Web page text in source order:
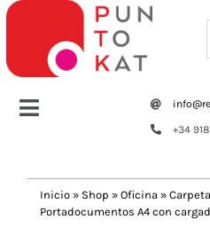
Saltar
contenido
Toggle
Tazas y botellas
+34
Inicio » Shop » Oficina »
Portadocumentos A4 con